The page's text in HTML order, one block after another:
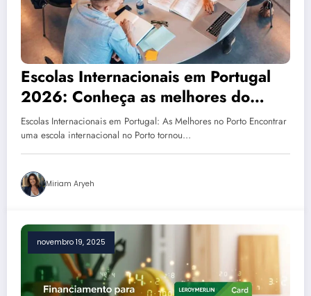
Escolas Internacionais em Portugal
2026: Conheça as melhores do
Porto
Escolas Internacionais em Portugal: As Melhores no Porto Encontrar
uma escola internacional no Porto tornou…
Miriam Aryeh
novembro 19, 2025